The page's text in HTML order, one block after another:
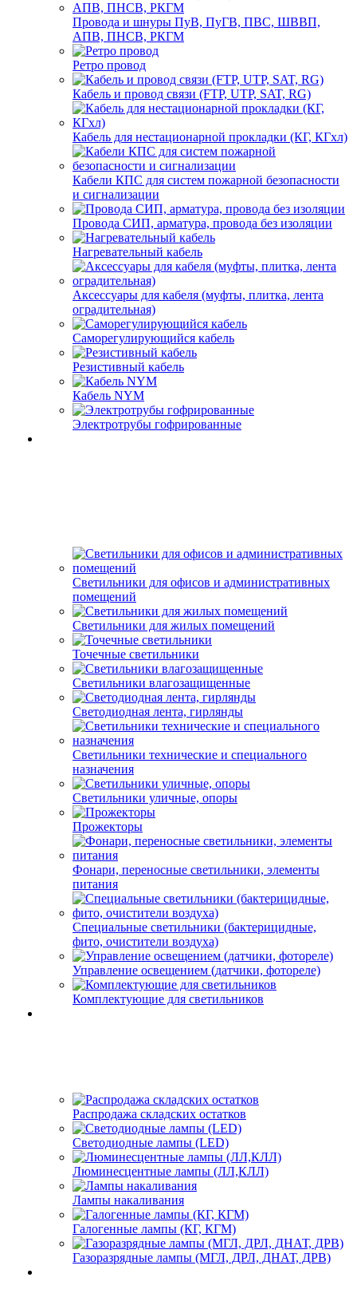
Провода и шнуры ПуВ, ПуГВ, ПВС, ШВВП,
АПВ, ПНСВ, РКГМ
Ретро провод
Кабель и провод связи (FTP, UTP, SAT, RG)
Кабель для нестационарной прокладки (КГ, КГхл)
Кабели КПС для систем пожарной безопасности
и сигнализации
Провода СИП, арматура, провода без изоляции
Нагревательный кабель
Аксессуары для кабеля (муфты, плитка, лента
оградительная)
Саморегулирующийся кабель
Резистивный кабель
Кабель NYM
Электротрубы гофрированные
Светильники для офисов и административных
помещений
Светильники для жилых помещений
Точечные светильники
Светильники влагозащищенные
Светодиодная лента, гирлянды
Светильники технические и специального
назначения
Светильники уличные, опоры
Прожекторы
Фонари, переносные светильники, элементы
питания
Специальные светильники (бактерицидные,
фито, очистители воздуха)
Управление освещением (датчики, фотореле)
Комплектующие для светильников
Распродажа складских остатков
Светодиодные лампы (LED)
Люминесцентные лампы (ЛЛ,КЛЛ)
Лампы накаливания
Галогенные лампы (КГ, КГМ)
Газоразрядные лампы (МГЛ, ДРЛ, ДНАТ, ДРВ)